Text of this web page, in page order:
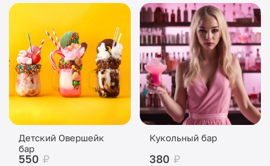
Детский Овершейк
бар
550 ₽
Кукольный бар
380 ₽